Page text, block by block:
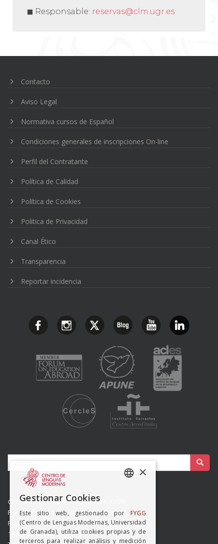
◼ Responsable: reservas@clm.ugr.es
de
Contacto
Aviso Legal
Normativa cursos de Español
Condiciones generales de inscripciones On-line
Perfil del Contratante
Política de Calidad
Política de Cookies
Politica de Privacidad
Canal Ético
Transparencia
Reportar incidencia
CENTRO DE LENGUAS MODERNAS (UGR)
Formación y Gestión de Granada SLMP
Placeta del Hospicio Viejo s/n
18009 GRANADA (ESPAÑA)
×
Gestionar Cookies
Este sitio web, gestionado por FYGG
(Centro de Lenguas Modernas, Universidad
de Granada), utiliza cookies propias y de
terceros para realizar análisis y medición